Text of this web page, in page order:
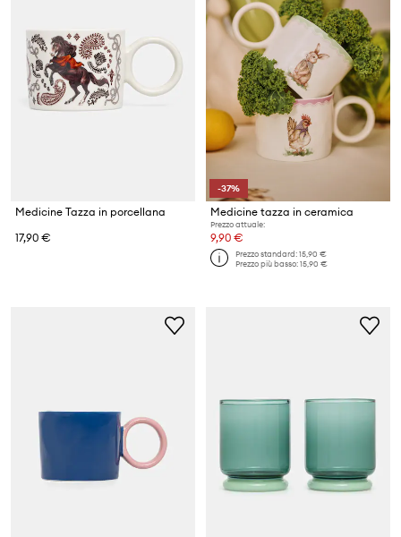
Medicine Tazza in porcellana
17,90 €
-37%
Medicine tazza in ceramica
Prezzo attuale:
9,90 €
Prezzo standard:15,90 €
Prezzo più basso:15,90 €